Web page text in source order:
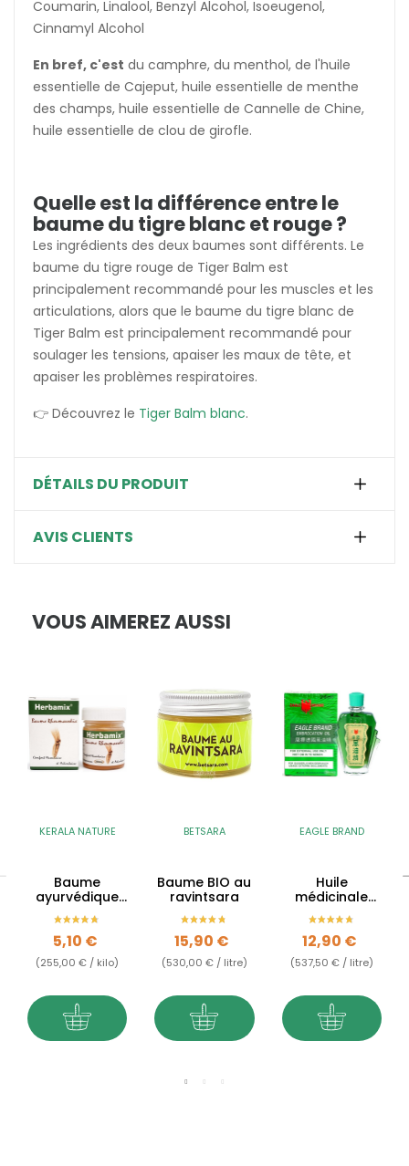
Coumarin, Linalool, Benzyl Alcohol, Isoeugenol,
Cinnamyl Alcohol
En bref, c'est du camphre, du menthol, de l'huile
essentielle de Cajeput, huile essentielle de menthe
des champs, huile essentielle de Cannelle de Chine,
huile essentielle de clou de girofle.
Quelle est la différence entre le
baume du tigre blanc et rouge ?
Les ingrédients des deux baumes sont différents. Le
baume du tigre rouge de Tiger Balm est
principalement recommandé pour les muscles et les
articulations, alors que le baume du tigre blanc de
Tiger Balm est principalement recommandé pour
soulager les tensions, apaiser les maux de tête, et
apaiser les problèmes respiratoires.
👉 Découvrez le Tiger Balm blanc.
DÉTAILS DU PRODUIT
AVIS CLIENTS
VOUS AIMEREZ AUSSI
KERALA NATURE
Baume
ayurvédique
muscles &
articulations -
Rheumavedic
Herbamix
Prix
5,10 €
(255,00 € / kilo)
BETSARA
Baume BIO au
ravintsara
Prix
15,90 €
(530,00 € / litre)
EAGLE BRAND
Huile
médicinale
Eagle Brand
Prix
12,90 €
(537,50 € / litre)